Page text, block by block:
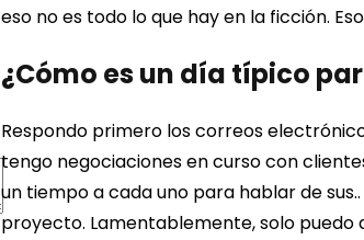
eso no es todo lo que hay en la ficción.
¿Cómo es un día típico
Respondo primero los correos
tengo negociaciones en curso con
un tiempo a cada uno para hablar de sus..
proyecto. Lamentablemente, solo